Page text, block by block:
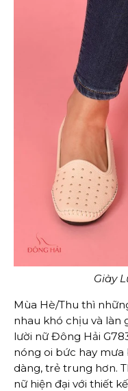
Giày
Mùa Hè/Thu thì
nhau khó chịu và làn
lười nữ Đông Hải
nóng oi bức hay
dàng, trẻ trung hơn.
nữ hiện đại với thiết